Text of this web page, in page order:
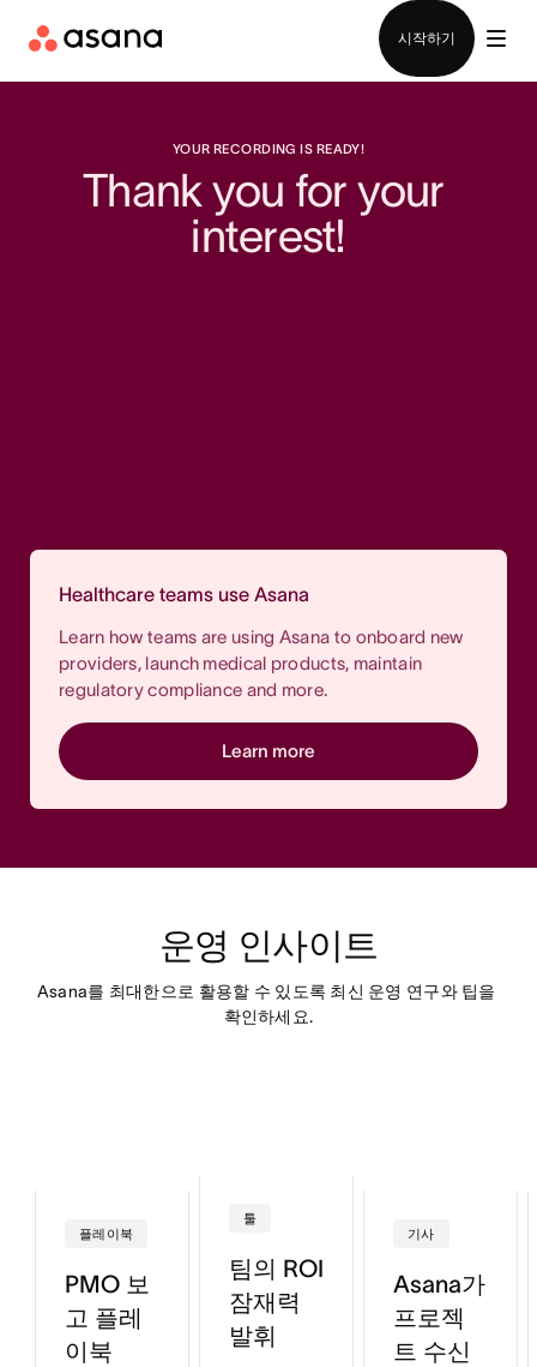
시작하기
YOUR RECORDING IS READY!
Thank you for your
interest!
Healthcare teams use Asana
Learn how teams are using Asana to onboard new
providers, launch medical products, maintain
regulatory compliance and more.
Learn more
운영 인사이트
Asana를 최대한으로 활용할 수 있도록 최신 운영 연구와 팁을
확인하세요.
플레이북
PMO 보
고 플레
이북
툴
팀의 ROI
잠재력
발휘
기사
Asana가
프로젝
트 수신